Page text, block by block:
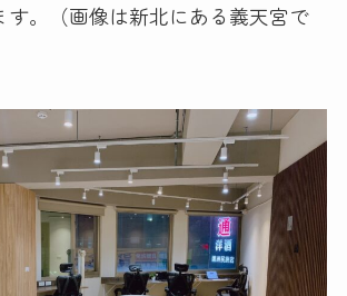
す。（画像は新北にある義天宮で